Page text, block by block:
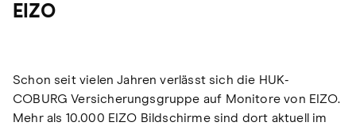
EIZO
Schon seit vielen Jahren verlässt sich die HUK-
COBURG Versicherungsgruppe auf Monitore von EIZO.
Mehr als 10.000 EIZO Bildschirme sind dort aktuell im